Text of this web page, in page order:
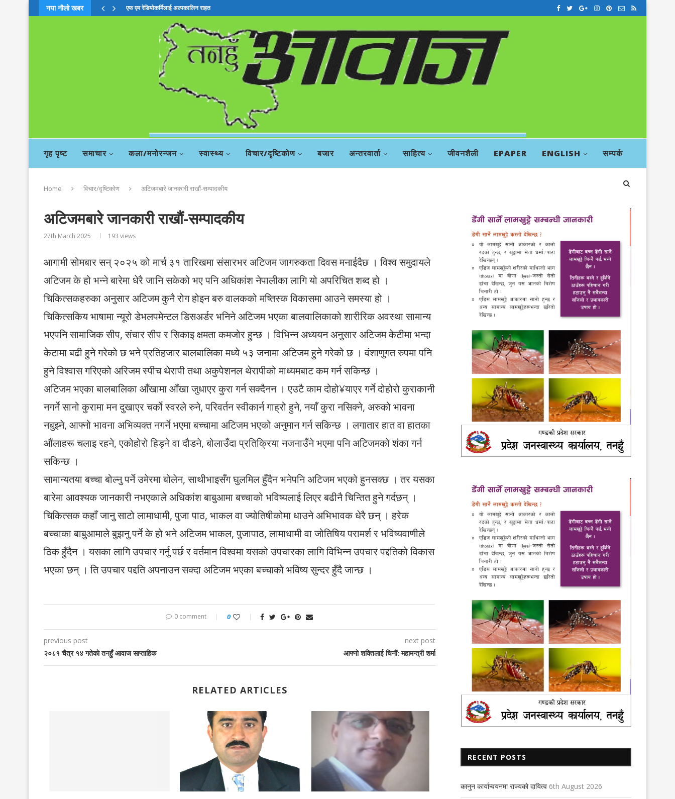
नया नौलो खबर एफ एम रेडियोकर्मिलाई अल्पकालिन राहत
गृह पृष्ट समाचार कला/मनोरन्जन स्वास्थ्य विचार/दृष्टिकोण बजार अन्तरवार्ता साहित्य जीवनशैली EPAPER ENGLISH सम्पर्क
Home विचार/दृष्टिकोण अटिजमबारे जानकारी राखौं-सम्पादकीय
अटिजमबारे जानकारी राखौं-सम्पादकीय
27th March 2025 193 views
आगामी सोमबार सन् २०२५ को मार्च ३१ तारिखमा संसारभर अटिजम जागरुकता दिवस मनाईदैछ । विश्व समुदायले
अटिजम के हो भन्ने बारेमा धेरै जानि सकेको भए पनि अधिकांश नेपालीका लागि यो अपरिचित शब्द हो ।
चिकित्सकहरुका अनुसार अटिजम कुनै रोग होइन बरु वालकको मष्तिस्क विकासमा आउने समस्या हो ।
चिकित्सकिय भाषामा न्यूरो डेभलपमेन्टल डिसअर्डर भनिने अटिजम भएका बालवालिकाको शारीरिक अवस्था सामान्य
भएपनि सामाजिक सीप, संचार सीप र सिकाइ क्षमता कमजोर हुन्छ । विभिन्न अध्ययन अनुसार अटिजम केटीमा भन्दा
केटामा बढी हुने गरेको छ भने प्रतिहजार बालबालिका मध्ये ५३ जनामा अटिजम हुने गरेको छ । वंशाणुगत रुपमा पनि
हुने विश्वास गरिएको अरिजम स्पीच थेरापी तथा अकुपेशनल थेरापीको माध्यमबाट कम गर्न सकिन्छ ।
अटिजम भएका बालबालिका आँखामा आँखा जुधाएर कुरा गर्न सक्दैनन । एउटै काम दोहो¥याएर गर्ने दोहोरो कुराकानी
नगर्ने सानो कुरामा मन दुखाएर चर्को स्वरले रुने, परिवर्तन स्वीकार्न गाह्रो हुने, नयाँ कुरा नसिक्ने, अरुको भावना
नबुझ्ने, आफ्नो भावना अभिव्यक्त नगर्ने भएमा बच्चामा अटिजम भएको अनुमान गर्न सकिन्छ । लगातार हात वा हातका
औंलाहरू चलाइ रहने, एकोहोरो हिड्ने वा दौडने, बोलाउँदा प्रतिक्रिया नजनाउँने भएमा पनि अटिजमको शंका गर्न
सकिन्छ ।
सामान्यतया बच्चा बोल्नु पर्ने उमेरमा बोलेन, साथीभाइसँग घुलमिल हुँदैन भनेपनि अटिजम भएको हुनसक्छ । तर यसका
बारेमा आवश्यक जानकारी नभएकाले अधिकांश बाबुआमा बच्चाको भविष्यलाई लिएर बढीनै चिन्तित हुने गर्दछन् ।
चिकित्सक कहाँ जानु साटो लामाधामी, पुजा पाठ, भाकल वा ज्योतिषीकोमा धाउने अभिभावक धेरै छन् । हरेक
बच्चाका बाबुआमाले बुझनु पर्ने के हो भने अटिजम भाकल, पुजापाठ, लामाधामी वा जोतिषिय परामर्श र भविष्यवाणीले
ठिक हुँदैन । यसका लागि उपचार गर्नु पर्छ र वर्तमान विश्वमा यसको उपचारका लागि विभिन्न उपचार पद्दतिको विकास
भएका छन् । ति उपचार पद्दति अपनाउन सक्दा अटिजम भएका बच्चाको भविष्य सुन्दर हुँदै जान्छ ।
0 comment 0
previous post
२०८१ चैत्र १४ गतेकाे तनहुँ आवाज साप्ताहिक
next post
आफ्नो शक्तिलाई चिनौं: महामन्त्री शर्मा
RELATED ARTICLES
RECENT POSTS
कानुन कार्यान्वयनमा राज्यको दायित्व 6th August 2026